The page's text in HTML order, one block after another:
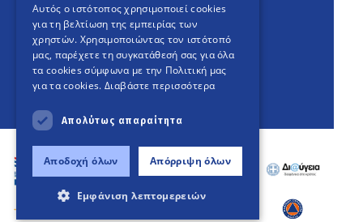
English Version
An project
Αυτός ο ιστότοπος χρησιμοποιεί cookies
για τη βελτίωση της εμπειρίας των
χρηστών. Χρησιμοποιώντας τον ιστότοπό
μας, παρέχετε τη συγκατάθεσή σας για όλα
τα cookies σύμφωνα με την Πολιτική μας
για τα cookies. Διαβάστε περισσότερα
Απολύτως απαραίτητα
Αποδοχή όλων Απόρριψη όλων
Εμφάνιση λεπτομερειών